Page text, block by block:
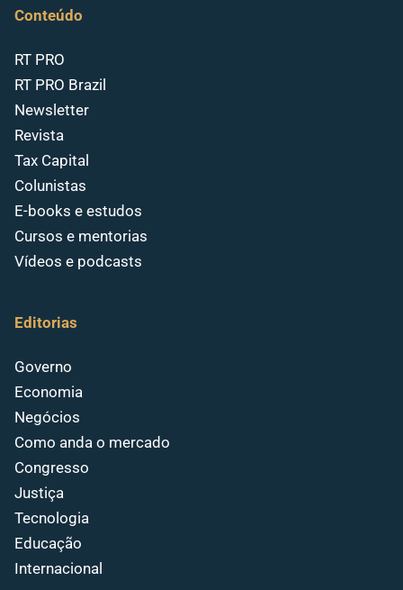
Conteúdo
RT PRO
RT PRO Brazil
Newsletter
Revista
Tax Capital
Colunistas
E-books e estudos
Cursos e mentorias
Vídeos e podcasts
Editorias
Governo
Economia
Negócios
Como anda o mercado
Congresso
Justiça
Tecnologia
Educação
Internacional